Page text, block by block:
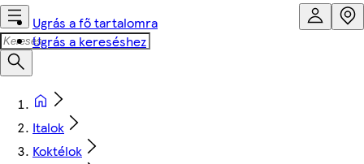
Ugrás a fő tartalomra
Ugrás a kereséshez
Italok
Koktélok